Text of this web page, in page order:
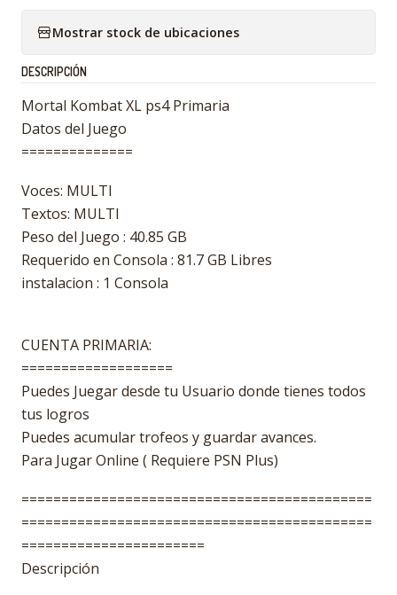
Mostrar stock de ubicaciones
DESCRIPCIÓN
Mortal Kombat XL ps4 Primaria
Datos del Juego
==============
Voces: MULTI
Textos: MULTI
Peso del Juego : 40.85 GB
Requerido en Consola : 81.7 GB Libres
instalacion : 1 Consola
CUENTA PRIMARIA:
===================
Puedes Juegar desde tu Usuario donde tienes todos
tus logros
Puedes acumular trofeos y guardar avances.
Para Jugar Online ( Requiere PSN Plus)
============================================
============================================
=======================
Descripción